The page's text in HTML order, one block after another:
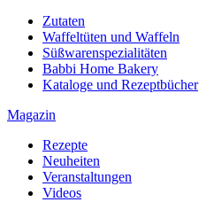
Zutaten
Waffeltüten und Waffeln
Süßwarenspezialitäten
Babbi Home Bakery
Kataloge und Rezeptbücher
Magazin
Rezepte
Neuheiten
Veranstaltungen
Videos